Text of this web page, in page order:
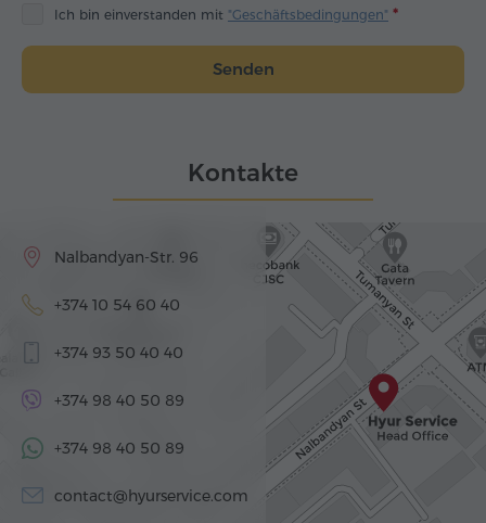
Ich bin einverstanden mit "Geschäftsbedingungen"
Senden
Kontakte
Nalbandyan-Str. 96
+374 10 54 60 40
+374 93 50 40 40
+374 98 40 50 89
+374 98 40 50 89
contact@hyurservice.com